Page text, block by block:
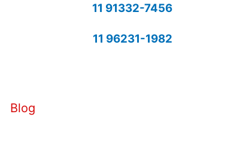
11 91332-7456
11 96231-1982
Blog